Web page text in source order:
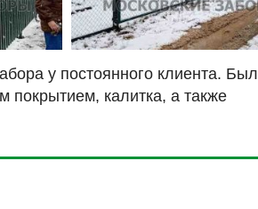
у постоянного клиента. Был
покрытием, калитка, а также